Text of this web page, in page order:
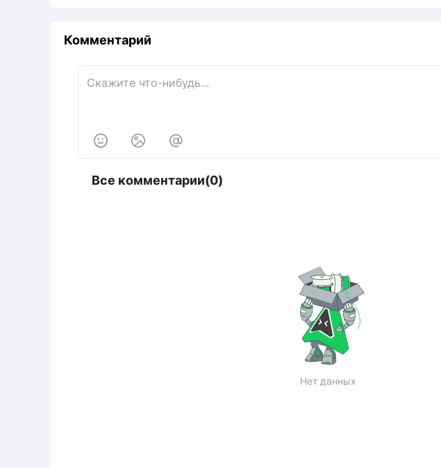
Комментарий
  
Все комментарии(0)
Нет данных